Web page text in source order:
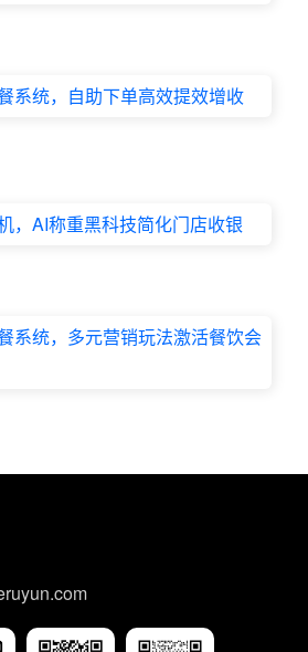
系统，自助下单高效提效增收
，AI称重黑科技简化门店收银
系统，多元营销玩法激活餐饮会